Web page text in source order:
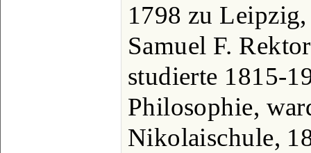
1798 zu
Samuel F.
studierte 1815-
Philosophie,
Nikolaischule,